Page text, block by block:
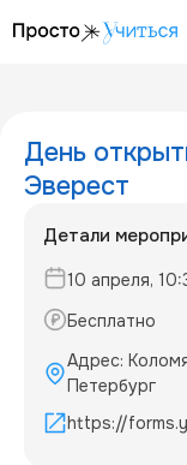
День
Эверест
Детали
10 апреля,
Бесплатно
Адрес:
Петербург
https://